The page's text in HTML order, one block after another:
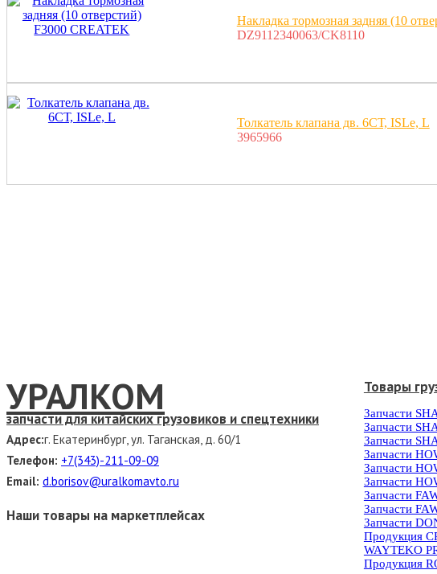
Накладка тормозная задняя (10
DZ9112340063/CK8110
Толкатель клапана дв. 6СТ, ISLe, L
3965966
УРАЛКОМ
запчасти для китайских грузовиков и спецтехники
Адрес:г. Екатеринбург, ул. Таганская, д. 60/1
Телефон: +7(343)-211-09-09
Email: d.borisov@uralkomavto.ru
Наши товары на маркетплейсах
Товары
Запчасти
Запчасти
Запчасти
Запчасти
Запчасти
Запчасти
Запчасти
Запчасти
Запчасти
Продукция
WAYTEKO
Продукция